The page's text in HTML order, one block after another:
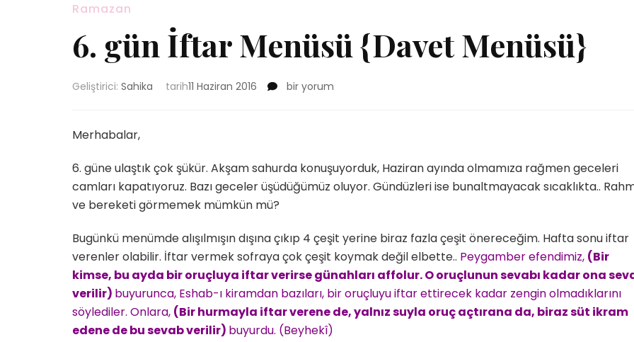
Ramazan
6. gün İftar Menüsü {Davet Menüsü}
Geliştirici: Sahika tarih11 Haziran 2016
6.
Menüsü}
için
bir yorum
Merhabalar,
6. güne ulaştık çok şükür. Akşam sahurda konuşuyorduk, Haziran ayında olmamıza rağmen geceleri
camları kapatıyoruz. Bazı geceler üşüdüğümüz oluyor. Gündüzleri ise bunaltmayacak sıcaklıkta..
ve bereketi görmemek mümkün mü?
Bugünkü menümde alışılmışın dışına çıkıp 4 çeşit yerine biraz fazla çeşit önereceğim. Hafta sonu iftar
verenler olabilir. İftar vermek sofraya çok çeşit koymak değil elbette.. Peygamber efendimiz, (Bir
kimse, bu ayda bir oruçluya iftarverirse günahları affolur. O oruçlunun sevabı kadar ona
verilir) buyurunca, Eshab-ı kiramdan bazıları, bir oruçluyuiftarettirecek kadar zengin olmadıklarını
söylediler. Onlara, (Bir hurmayla iftarverene de, yalnız suyla oruç açtırana da, biraz süt ikram
edene de bu sevab verilir) buyurdu. (Beyhekî)